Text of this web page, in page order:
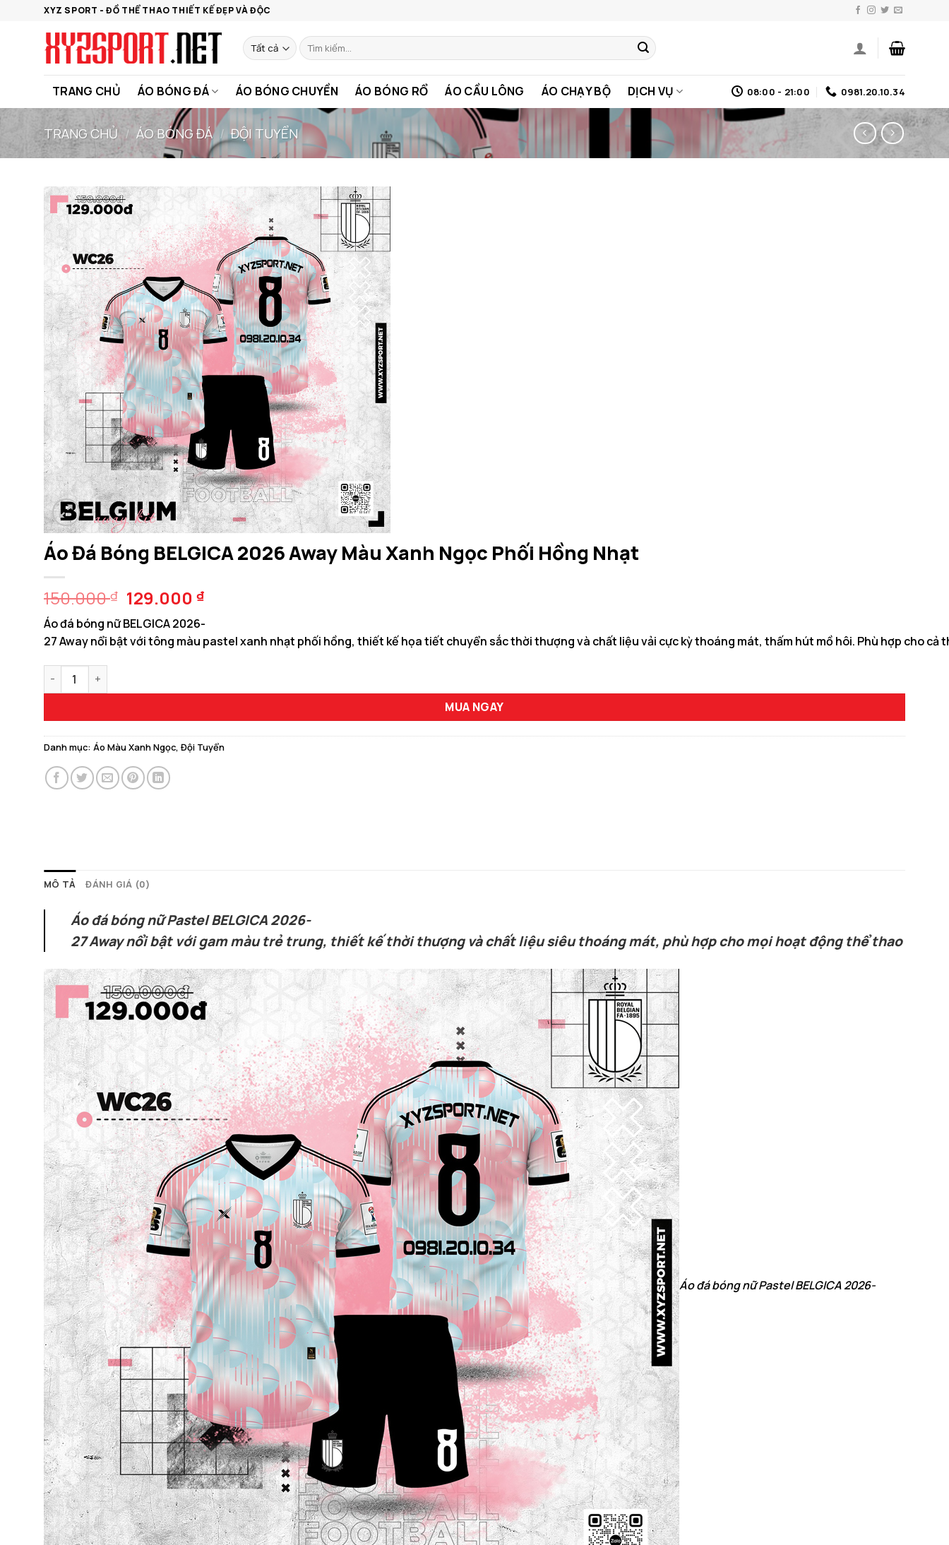
XYZ SPORT - ĐỒ THỂ THAO THIẾT KẾ ĐẸP VÀ ĐỘC
Tìm
kiếm:
TRANG CHỦ ÁO BÓNG ĐÁ ÁO BÓNG CHUYỀN ÁO BÓNG RỔ ÁO CẦU LÔNG ÁO CHẠY BỘ DỊCH VỤ 08:00 - 21:00 0981.20.10.34
TRANG CHỦ / ÁO BÓNG ĐÁ / ĐỘI TUYỂN
Áo Đá Bóng BELGICA 2026 Away Màu Xanh Ngọc Phối Hồng Nhạt
150.000₫ Giá
gốc
là:
150.000 ₫.
129.000₫Giá
tại
là:
Áo đá bóng nữ BELGICA 2026-
27 Away nổi bật với tông màu pastel xanh nhạt phối hồng, thiết kế họa tiết chuyển sắc thời thượng và chất liệu vải cực kỳ thoáng mát, thấm hút mồ hôi. Phù hợp cho cả
Áo Đá Bóng BELGICA 2026 Away Màu Xanh Ngọc Phối Hồng Nhạt số lượng
MUA NGAY
Danh mục: Áo Màu Xanh Ngọc, Đội Tuyển
MÔ TẢ ĐÁNH GIÁ (0)
Áo đá bóng nữ Pastel BELGICA 2026-
27 Away nổi bật với gam màu trẻ trung, thiết kế thời thượng và chất liệu siêu thoáng mát, phù hợp cho mọi hoạt động thể thao năng
Áo đá bóng nữ Pastel BELGICA 2026-